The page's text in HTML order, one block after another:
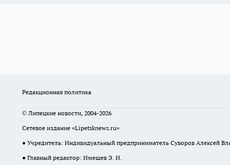
Редакционная политика
© Липецкие новости, 2004-2026
Сетевое издание «Lipetsknews.ru»
● Учредитель: Индивидуальный предприниматель Суворов Алексей
● Главный редактор: Имешев Э. И.